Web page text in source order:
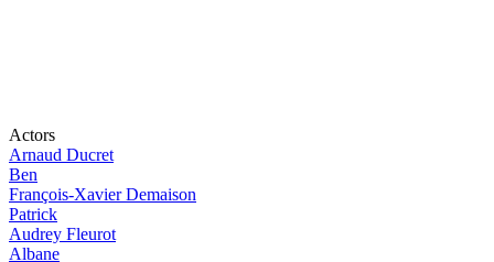
Actors
Arnaud Ducret
Ben
François-Xavier Demaison
Patrick
Audrey Fleurot
Albane